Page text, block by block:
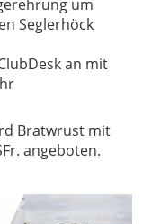
um
Seglerhöck
an mit
Bratwrust mit
angeboten.